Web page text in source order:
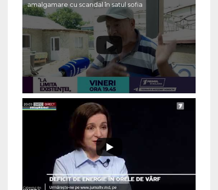
amalgamare cu scandal în satul sofia